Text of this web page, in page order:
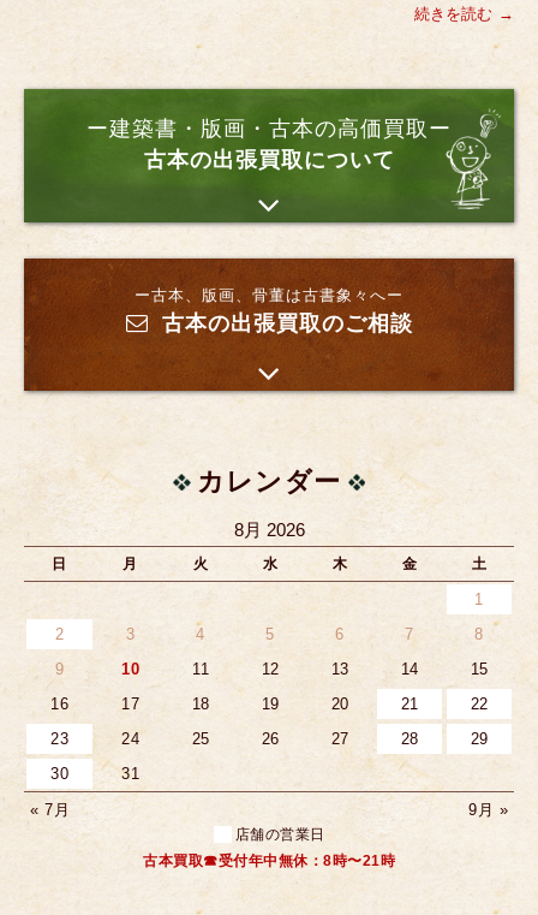
続きを読む
ー建築書・版画・古本の高価買取ー
古本の出張買取について
ー古本、版画、骨董は古書象々へー
古本の出張買取のご相談
カレンダー
8月 2026
日 月 火 水 木 金 土
1
2
3 4 5 6 7
8
9
10 11 12 13 14
15
16
17 18 19 20 21
22
23
24 25 26 27 28
29
30
31
« 7月
9月 »
店舗の営業日
古本買取☎受付年中無休：8時〜21時